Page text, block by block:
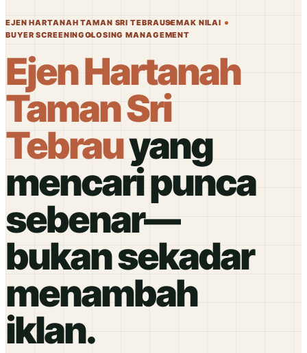
EJEN HARTANAH TAMAN SRI TEBRAUSEMAK NILAI
BUYER SCREENINGCLOSING MANAGEMENT
Ejen Hartanah
Taman Sri
Tebrauyang
mencari punca
sebenar—
bukan sekadar
menambah
iklan.